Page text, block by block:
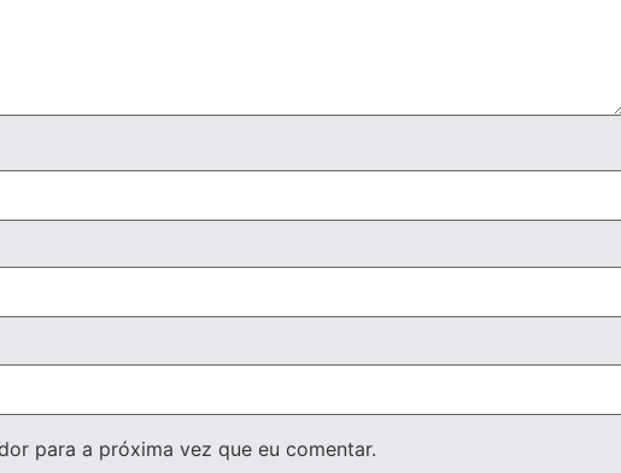
para a próxima vez que eu comentar.